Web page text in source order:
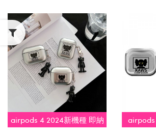
airpods 4 2024新機種 即納 airpods